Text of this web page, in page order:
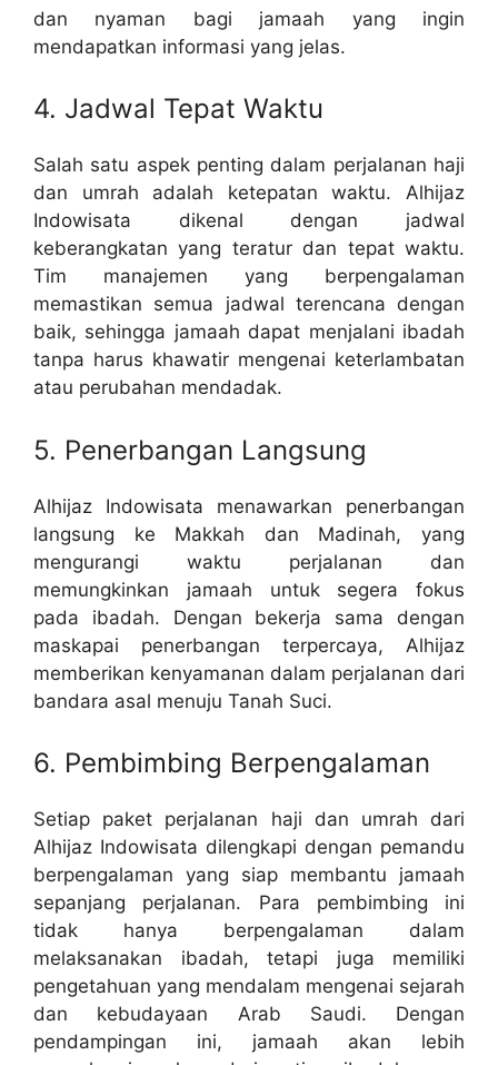
dan nyaman bagi jamaah yang ingin
mendapatkan informasi yang jelas.
4. Jadwal Tepat Waktu
Salah satu aspek penting dalam perjalanan haji
dan umrah adalah ketepatan waktu. Alhijaz
Indowisata dikenal dengan jadwal
keberangkatan yang teratur dan tepat waktu.
Tim manajemen yang berpengalaman
memastikan semua jadwal terencana dengan
baik, sehingga jamaah dapat menjalani ibadah
tanpa harus khawatir mengenai keterlambatan
atau perubahan mendadak.
5. Penerbangan Langsung
Alhijaz Indowisata menawarkan penerbangan
langsung ke Makkah dan Madinah, yang
mengurangi waktu perjalanan dan
memungkinkan jamaah untuk segera fokus
pada ibadah. Dengan bekerja sama dengan
maskapai penerbangan terpercaya, Alhijaz
memberikan kenyamanan dalam perjalanan dari
bandara asal menuju Tanah Suci.
6. Pembimbing Berpengalaman
Setiap paket perjalanan haji dan umrah dari
Alhijaz Indowisata dilengkapi dengan pemandu
berpengalaman yang siap membantu jamaah
sepanjang perjalanan. Para pembimbing ini
tidak hanya berpengalaman dalam
melaksanakan ibadah, tetapi juga memiliki
pengetahuan yang mendalam mengenai sejarah
dan kebudayaan Arab Saudi. Dengan
pendampingan ini, jamaah akan lebih